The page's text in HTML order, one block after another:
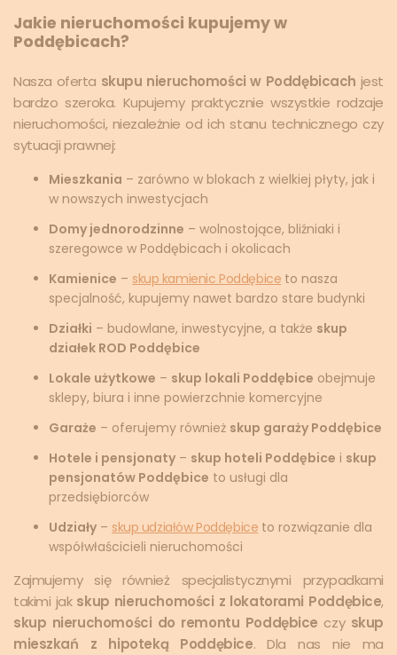
Jakie nieruchomości kupujemy w
Poddębicach?
Nasza oferta skupu nieruchomości w Poddębicach jest
bardzo szeroka. Kupujemy praktycznie wszystkie rodzaje
nieruchomości, niezależnie od ich stanu technicznego czy
sytuacji prawnej:
Mieszkania – zarówno w blokach z wielkiej płyty, jak i
w nowszych inwestycjach
Domy jednorodzinne – wolnostojące, bliźniaki i
szeregowce w Poddębicach i okolicach
Kamienice – skup kamienic Poddębice to nasza
specjalność, kupujemy nawet bardzo stare budynki
Działki – budowlane, inwestycyjne, a także skup
działek ROD Poddębice
Lokale użytkowe – skup lokali Poddębice obejmuje
sklepy, biura i inne powierzchnie komercyjne
Garaże – oferujemy również skup garaży Poddębice
Hotele i pensjonaty – skup hoteli Poddębice i skup
pensjonatów Poddębice to usługi dla
przedsiębiorców
Udziały – skup udziałów Poddębice to rozwiązanie dla
współwłaścicieli nieruchomości
Zajmujemy się również specjalistycznymi przypadkami
takimi jak skup nieruchomości z lokatorami Poddębice,
skup nieruchomości do remontu Poddębice czy skup
mieszkań z hipoteką Poddębice. Dla nas nie ma